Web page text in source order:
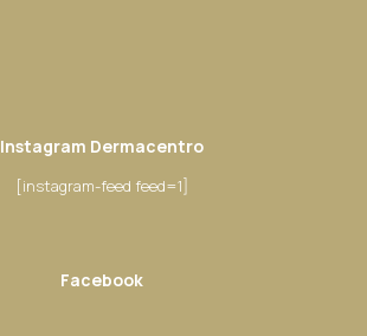
Instagram Dermacentro
[instagram-feed feed=1]
Facebook